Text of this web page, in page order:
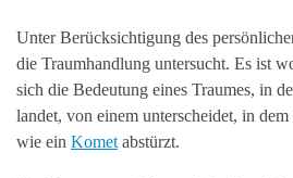
Unter Berücksichtigung des
die Traumhandlung untersucht. Es ist
sich die Bedeutung eines Traumes, in
landet, von einem unterscheidet, in dem
wie ein Komet abstürzt.